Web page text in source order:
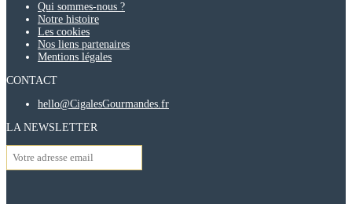
Qui sommes-nous ?
Notre histoire
Les cookies
Nos liens partenaires
Mentions légales
CONTACT
hello@CigalesGourmandes.fr
LA NEWSLETTER